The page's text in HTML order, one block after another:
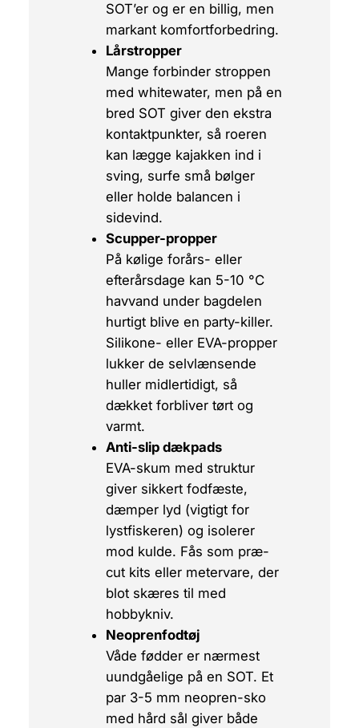
SOT’er og er en billig, men
markant komfortforbedring.
Lårstropper
Mange forbinder stroppen
med whitewater, men på en
bred SOT giver den ekstra
kontaktpunkter, så roeren
kan lægge kajakken ind i
sving, surfe små bølger
eller holde balancen i
sidevind.
Scupper-propper
På kølige forårs- eller
efterårsdage kan 5-10 °C
havvand under bagdelen
hurtigt blive en party-killer.
Silikone- eller EVA-propper
lukker de selvlænsende
huller midlertidigt, så
dækket forbliver tørt og
varmt.
Anti-slip dækpads
EVA-skum med struktur
giver sikkert fodfæste,
dæmper lyd (vigtigt for
lystfiskeren) og isolerer
mod kulde. Fås som præ-
cut kits eller metervare, der
blot skæres til med
hobbykniv.
Neoprenfodtøj
Våde fødder er nærmest
uundgåelige på en SOT. Et
par 3-5 mm neopren-sko
med hård sål giver både